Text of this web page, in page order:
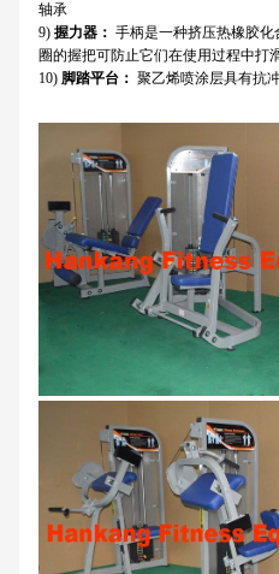
轴承
9) 握力器： 手柄是一种挤压热橡胶
圈的握把可防止它们在使用过程中打
10) 脚踏平台： 聚乙烯喷涂层具有抗